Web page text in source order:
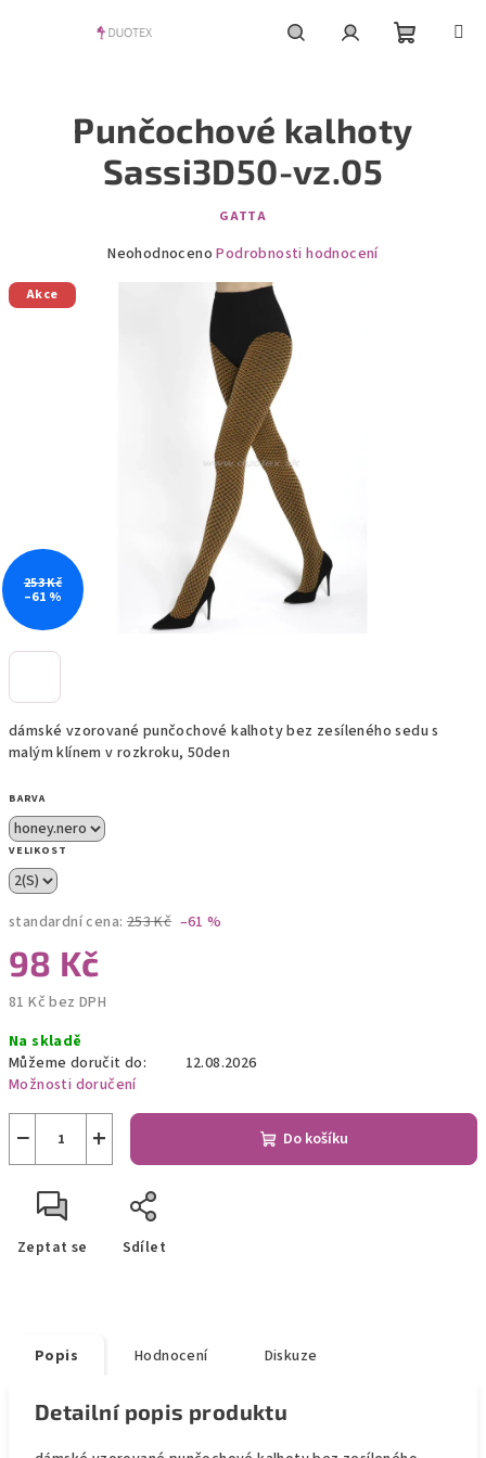
košík
dámské vzorované punčochové kalhoty bez zesíleného sedu s
malým klínem v rozkroku, 50den
BARVA
VELIKOST
standardní cena: 253 Kč –61 %
98 Kč
81 Kč bez DPH
cena:
Na skladě
Můžeme doručit do:
12.08.2026
Možnosti doručení
+
− Do košíku
Zeptat se Sdílet
Punčochové kalhoty
Sassi3D50-vz.05
GATTA
Průměrné
Neohodnoceno Podrobnosti hodnocení
Akce
253 Kč
–61 %
Popis Hodnocení Diskuze
Detailní popis produktu